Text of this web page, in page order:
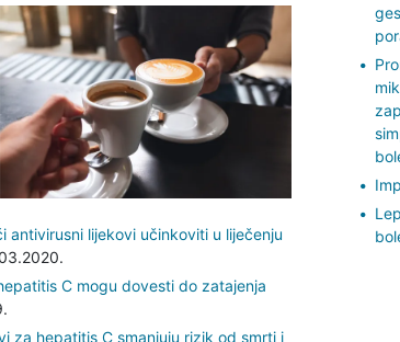
antivirusni lijekovi učinkoviti u liječenju
C mogu dovesti do zatajenja
za hepatitis C smanjuju rizik od smrti i